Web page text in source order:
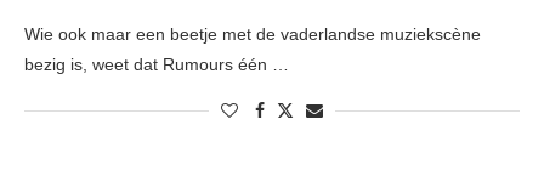
Wie ook maar een beetje met de vaderlandse muziekscène
bezig is, weet dat Rumours één …